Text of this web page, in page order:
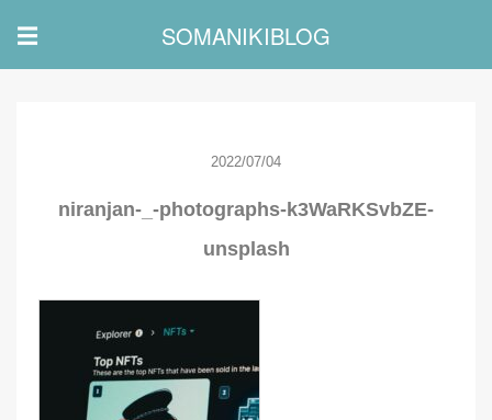
☰ SOMANIKIBLOG
2022/07/04
niranjan-_-photographs-k3WaRKSvbZE-
unsplash